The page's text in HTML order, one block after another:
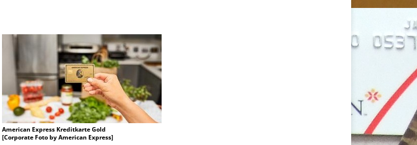
American Express Kreditkarte Gold
[Corporate Foto by American Express]